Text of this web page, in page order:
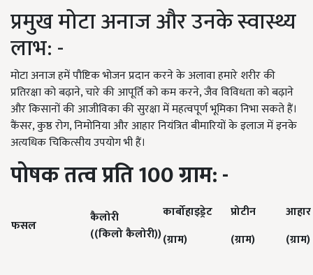
प्रमुख मोटा अनाज और उनके स्वास्थ्य
लाभ: -
मोटा अनाज हमें पौष्टिक भोजन प्रदान करने के अलावा हमारे शरीर की
प्रतिरक्षा को बढ़ाने, चारे की आपूर्ति को कम करने, जैव विविधता को बढ़ाने
और किसानों की आजीविका की सुरक्षा में महत्वपूर्ण भूमिका निभा सकते हैं।
कैंसर, कुष्ठ रोग, निमोनिया और आहार नियंत्रित बीमारियों के इलाज में इनके
अत्यधिक चिकित्सीय उपयोग भी हैं।
पोषकतत्वप्रति100ग्राम: -
फसल
कैलोरी
((किलोकैलोरी))
कार्बोहाइड्रेट
(ग्राम)
प्रोटीन
(ग्राम)
आहार
(ग्राम)